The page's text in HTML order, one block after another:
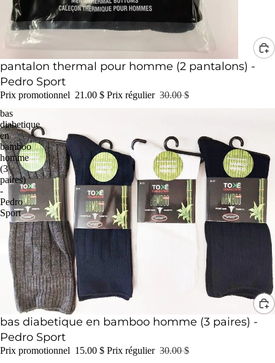
Promotion
pantalon thermal pour homme (2 pantalons) -
Pedro Sport
Prix promotionnel 21.00 $ Prix régulier 30.00 $
bas
diabetique
en
bamboo
homme
(3
paires)
-
Pedro
Sport
Promotion
bas diabetique en bamboo homme (3 paires) -
Pedro Sport
Prix promotionnel 15.00 $ Prix régulier 30.00 $